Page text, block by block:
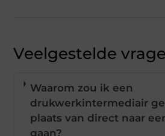
Veelgestelde
Waarom zou ik een
drukwerkintermediair
plaats van direct naar
gaan?